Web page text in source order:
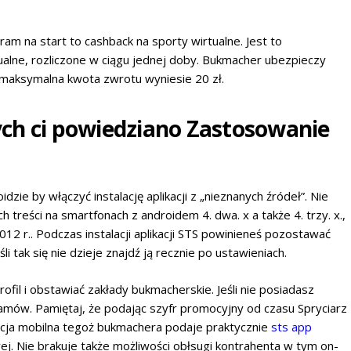
na start to cashback na sporty wirtualne. Jest to
rozliczone w ciągu jednej doby. Bukmacher ubezpieczy
kwota zwrotu wyniesie 20 zł.
ci powiedziano Zastosowanie
by włączyć instalację aplikacji z „nieznanych źródeł”. Nie
na smartfonach z androidem 4. dwa. x a także 4. trzy. x.,
r.. Podczas instalacji aplikacji STS powinieneś pozostawać
tak się nie dzieje znajdź ją recznie po ustawieniach.
i obstawiać zakłady bukmacherskie. Jeśli nie posiadasz
Pamiętaj, że podając szyfr promocyjny od czasu Spryciarz
mobilna tegoż bukmachera podaje praktycznie sts app
Nie brakuje także możliwości obłsugi kontrahenta w tym on-